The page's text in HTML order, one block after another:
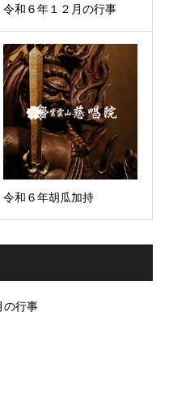
令和６年１２月の行事
令和６年胡瓜加持
の行事